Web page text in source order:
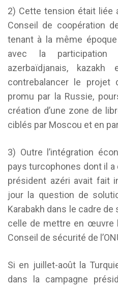
2) Cette tension était liée
Conseil de coopération
tenant à la même
avec la participation
azerbaïdjanais,
contrebalancer le projet
promu par la Russie,
création d’une zone de
ciblés par Moscou et en
3) Outre l’intégration
pays turcophones dont il
président azéri avait fait
jour la question de
Karabakh dans le cadre
celle de mettre en œuvre
Conseil de sécurité de
Si en juillet-août la
dans la campagne